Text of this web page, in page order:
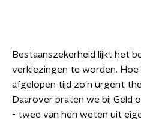
Bestaanszekerheid lijkt het
verkiezingen te worden.
afgelopen tijd zo'n urgent
Daarover praten we bij Geld
- twee van hen weten uit